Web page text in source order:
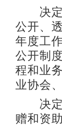
决定
公开、
年度工
公开制
程和业
业协会
决定
赠和资